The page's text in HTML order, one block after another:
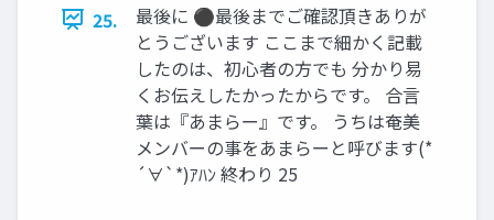
25.
最後に ⚫最後までご確認頂きありが
とうございます ここまで細かく記載
したのは、初心者の方でも 分かり易
くお伝えしたかったからです。 合言
葉は『あまらー』です。 うちは奄美
メンバーの事をあまらーと呼びます(*
´∀`*)ｱﾊﾝ 終わり 25